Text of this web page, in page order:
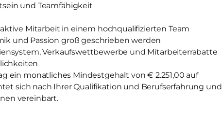
und Teamfähigkeit
Mitarbeit in einem hochqualifizierten Team
und Passion groß geschrieben werden
Verkaufswettbewerbe und Mitarbeiterrabatte
ein monatliches Mindestgehalt von € 2.251,00 auf
sich nach Ihrer Qualifikation und Berufserfahrung und
vereinbart.